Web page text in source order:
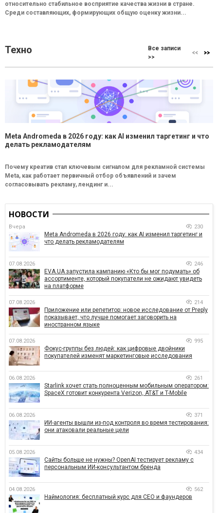
относительно стабильное восприятие качества жизни в стране.
Среди составляющих, формирующих общую оценку жизни...
Техно
Все записи
>>
Meta Andromeda в 2026 году: как AI изменил таргетинг и что
делать рекламодателям
Почему креатив стал ключевым сигналом для рекламной системы
Meta, как работает первичный отбор объявлений и зачем
согласовывать рекламу, лендинг и...
НОВОСТИ
Вчера 230
Meta Andromeda в 2026 году: как AI изменил таргетинг и
что делать рекламодателям
07.08.2026 246
EVA.UA запустила кампанию «Кто бы мог подумать» об
ассортименте, который покупатели не ожидают увидеть
на платформе
07.08.2026 214
Приложение или репетитор: новое исследование от Preply
показывает, что лучше помогает заговорить на
иностранном языке
07.08.2026 995
Фокус-группы без людей: как цифровые двойники
покупателей изменят маркетинговые исследования
06.08.2026 261
Starlink хочет стать полноценным мобильным оператором:
SpaceX готовит конкурента Verizon, AT&T и T-Mobile
06.08.2026 371
ИИ-агенты вышли из-под контроля во время тестирования:
они атаковали реальные цели
05.08.2026 434
Сайты больше не нужны? OpenAI тестирует рекламу с
персональным ИИ-консультантом бренда
04.08.2026 562
Наймология: бесплатный курс для CEO и фаундеров